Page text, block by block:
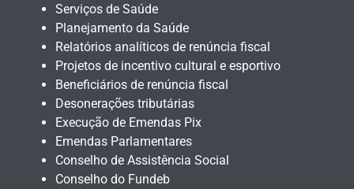
Serviços de Saúde
Planejamento da Saúde
Relatórios analíticos de renúncia fiscal
Projetos de incentivo cultural e esportivo
Beneficiários de renúncia fiscal
Desonerações tributárias
Execução de Emendas Pix
Emendas Parlamentares
Conselho de Assistência Social
Conselho do Fundeb